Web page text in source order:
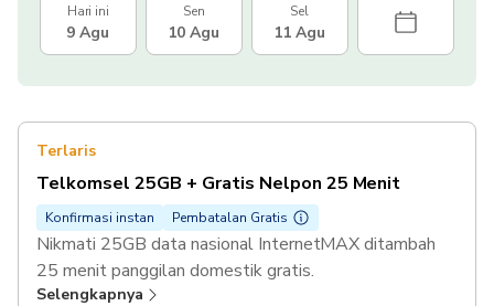
Hari ini
9 Agu
Sen
10 Agu
Sel
11 Agu
Terlaris
Telkomsel 25GB + Gratis Nelpon 25 Menit
Konfirmasi instan Pembatalan Gratis
Nikmati 25GB data nasional InternetMAX ditambah
25 menit panggilan domestik gratis.
Selengkapnya